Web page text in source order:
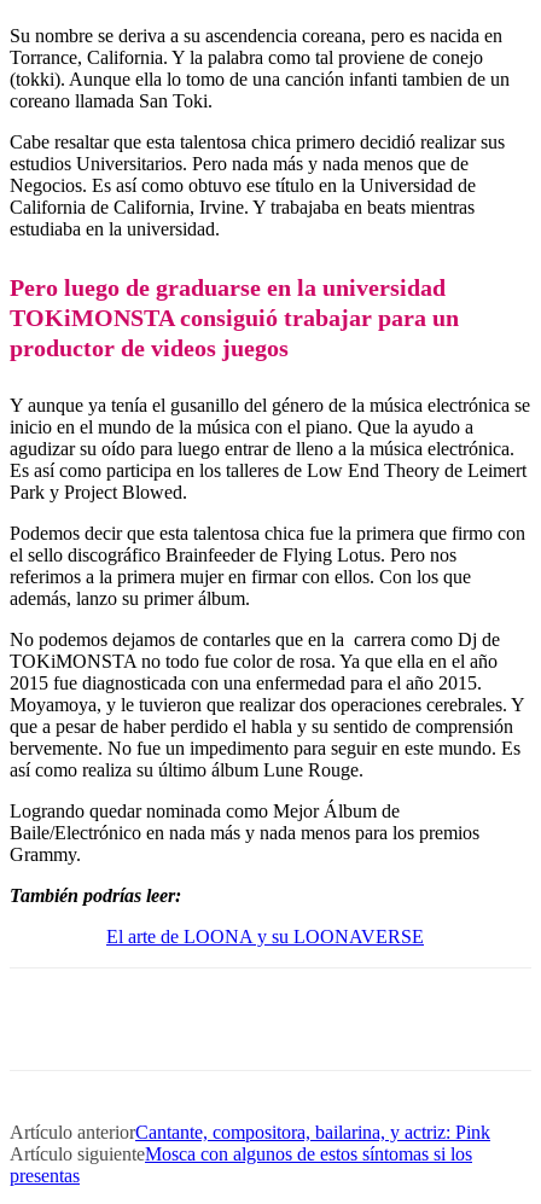
Su nombre se deriva a su ascendencia coreana, pero es nacida en
Torrance, California. Y la palabra como tal proviene de conejo
(tokki). Aunque ella lo tomo de una canción infanti tambien de un
coreano llamada San Toki.
Cabe resaltar que esta talentosa chica primero decidió realizar sus
estudios Universitarios. Pero nada más y nada menos que de
Negocios. Es así como obtuvo ese título en la Universidad de
California de California, Irvine. Y trabajaba en beats mientras
estudiaba en la universidad.
Pero luego de graduarse en la universidad
TOKiMONSTA consiguió trabajar para un
productor de videos juegos
Y aunque ya tenía el gusanillo del género de la música electrónica se
inicio en el mundo de la música con el piano. Que la ayudo a
agudizar su oído para luego entrar de lleno a la música electrónica.
Es así como participa en los talleres de Low End Theory de Leimert
Park y Project Blowed.
Podemos decir que esta talentosa chica fue la primera que firmo con
el sello discográfico Brainfeeder de Flying Lotus. Pero nos
referimos a la primera mujer en firmar con ellos. Con los que
además, lanzo su primer álbum.
No podemos dejamos de contarles que en la carrera como Dj de
TOKiMONSTA no todo fue color de rosa. Ya que ella en el año
2015 fue diagnosticada con una enfermedad para el año 2015.
Moyamoya, y le tuvieron que realizar dos operaciones cerebrales. Y
que a pesar de haber perdido el habla y su sentido de comprensión
bervemente. No fue un impedimento para seguir en este mundo. Es
así como realiza su último álbum Lune Rouge.
Logrando quedar nominada como Mejor Álbum de
Baile/Electrónico en nada más y nada menos para los premios
Grammy.
También podrías leer:
El arte de LOONA y su LOONAVERSE
Artículo anteriorCantante, compositora, bailarina, y actriz: Pink
Artículo siguienteMosca con algunos de estos síntomas si los
presentas